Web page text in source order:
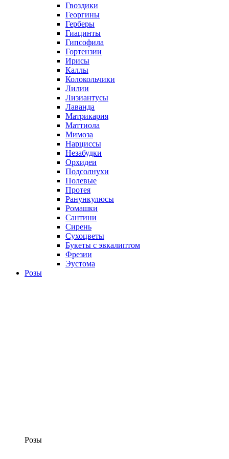
Гвоздики
Георгины
Герберы
Гиацинты
Гипсофила
Гортензии
Ирисы
Каллы
Колокольчики
Лилии
Лизиантусы
Лаванда
Матрикария
Маттиола
Мимоза
Нарциссы
Незабудки
Орхидеи
Подсолнухи
Полевые
Протея
Ранункулюсы
Ромашки
Сантини
Сирень
Сухоцветы
Букеты с эвкалиптом
Фрезии
Эустома
Розы
Розы